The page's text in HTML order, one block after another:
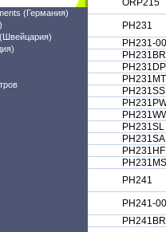
(Германия)
ORP215
PH231
PH231-00
PH231BR
PH231DP
PH231MT
PH231SS
PH231SL
PH231SA
PH231HF
PH231MS
PH241
PH241-00
PH241BR